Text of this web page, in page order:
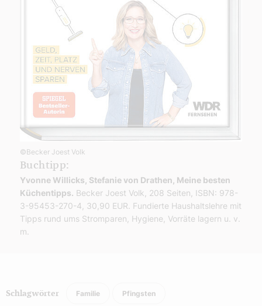
©Becker Joest Volk
Buchtipp:
Yvonne Willicks, Stefanie von Drathen, Meine besten
Küchentipps. Becker Joest Volk, 208 Seiten, ISBN: 978-
3-95453-270-4, 30,90 EUR. Fundierte Haushaltslehre mit
Tipps rund ums Stromparen, Hygiene, Vorräte lagern u. v.
m.
Schlagwörter Familie Pfingsten